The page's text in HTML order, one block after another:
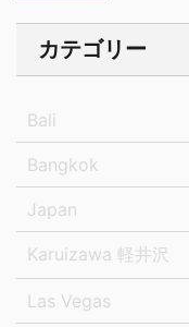
カテゴリー
Bali
Bangkok
Japan
Karuizawa 軽井沢
Las Vegas